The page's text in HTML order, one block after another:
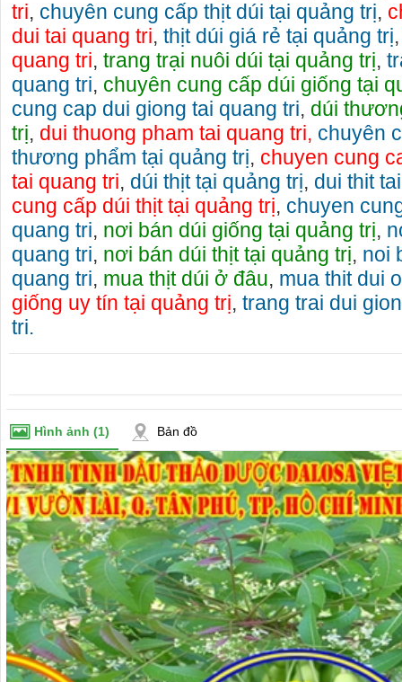
tri, chuyên cung cấp thịt dúi tại quảng trị,
dui tai quang tri, thịt dúi giá rẻ tại quảng trị
quang tri, trang trại nuôi dúi tại quảng trị,
quang tri, chuyên cung cấp dúi giống tại
cung cap dui giong tai quang tri, dúi
trị, dui thuong pham tai quang tri, chuyên
thương phẩm tại quảng trị, chuyen cung
tai quang tri, dúi thịt tại quảng trị, dui thit
cung cấp dúi thịt tại quảng trị, chuyen
quang tri, nơi bán dúi giống tại quảng trị,
quang tri, nơi bán dúi thịt tại quảng trị, noi
quang tri, mua thịt dúi ở đâu, mua thit dui
giống uy tín tại quảng trị, trang trai dui
tri.
Hình ảnh (1) Bản đồ